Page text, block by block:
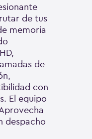
de tus
memoria
de
con
El equipo
despacho